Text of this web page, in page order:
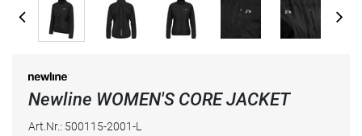
Newline WOMEN'S CORE JACKET
Art.Nr.: 500115-2001-L